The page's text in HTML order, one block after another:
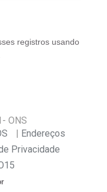
registros usando
- ONS
Endereços
Privacidade